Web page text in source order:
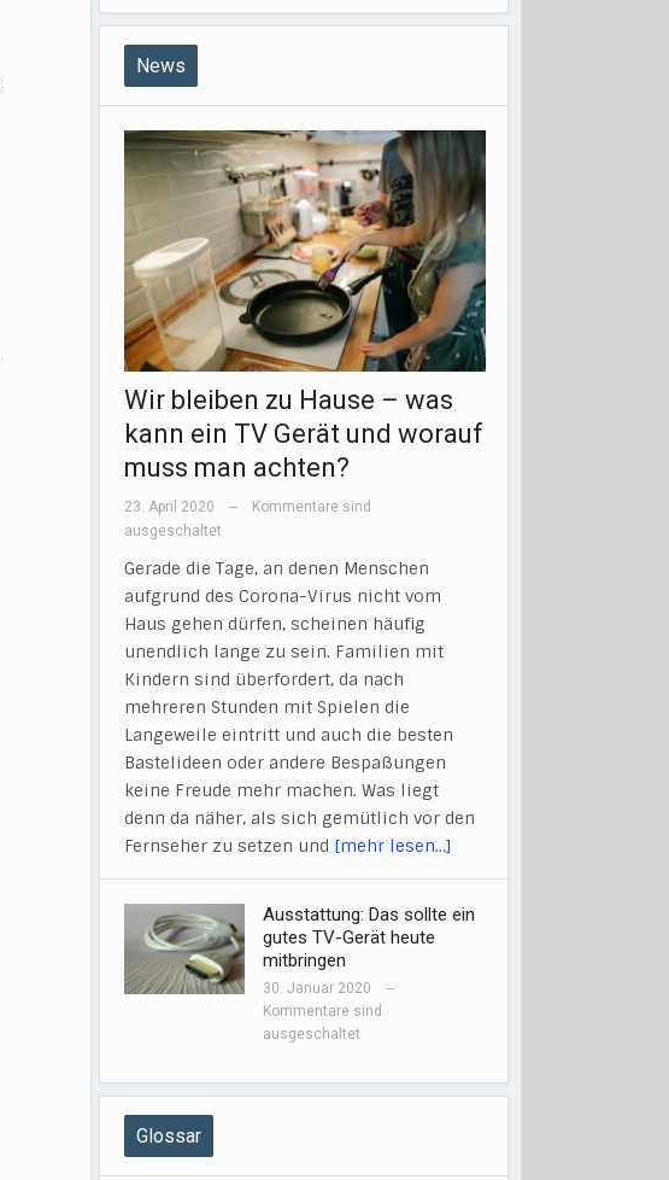
News
Wir bleiben zu Hause – was
kann ein TV Gerät und worauf
muss man achten?
23. April 2020 —
Kommentare sind
ausgeschaltet
Gerade die Tage, an denen Menschen
aufgrund des Corona-Virus nicht vom
Haus gehen dürfen, scheinen häufig
unendlich lange zu sein. Familien mit
Kindern sind überfordert, da nach
mehreren Stunden mit Spielen die
Langeweile eintritt und auch die besten
Bastelideen oder andere Bespaßungen
keine Freude mehr machen. Was liegt
denn da näher, als sich gemütlich vor den
Fernseher zu setzen und [mehr lesen…]
Ausstattung: Das sollte ein
gutes TV-Gerät heute
mitbringen
30. Januar 2020 —
Kommentare sind
ausgeschaltet
Glossar